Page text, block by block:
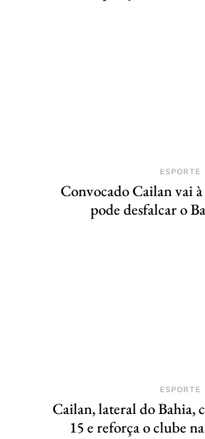
ESPORTE
Convocado Cailan vai à
pode desfalcar o
ESPORTE
Cailan, lateral do Bahia,
15 e reforça o clube